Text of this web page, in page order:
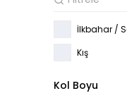
İlkbahar /
Kış
Kol Boyu